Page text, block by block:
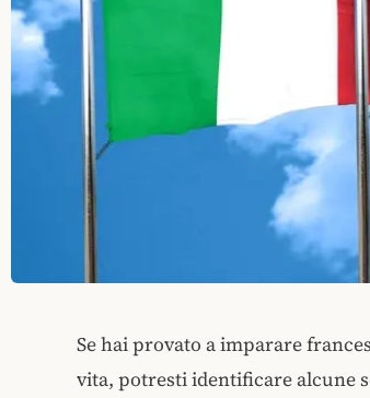
Se hai provato a imparare
vita, potresti identificare alcune